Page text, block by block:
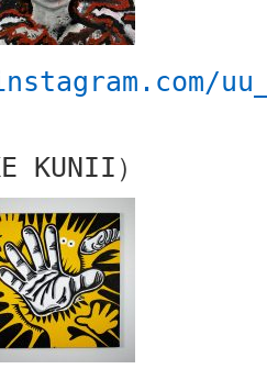
KUNII ）